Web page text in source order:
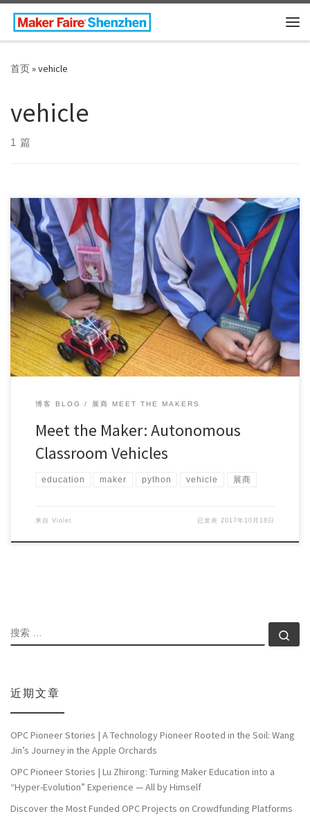
Skip to content
首页»vehicle
vehicle
1 篇
MAKER: Kevin Norman In the 1980’s I was a ga […]
博客 BLOG 展商 MEET THE MAKERS
Meet the Maker: Autonomous
Classroom Vehicles
education maker python vehicle 展商
来自 Violet 已发表 2017年10月18日
搜索
近期文章
OPC Pioneer Stories | A Technology Pioneer Rooted in the Soil: Wang
Jin’s Journey in the Apple Orchards
OPC Pioneer Stories | Lu Zhirong: Turning Maker Education into a
“Hyper-Evolution” Experience — All by Himself
Discover the Most Funded OPC Projects on Crowdfunding Platforms